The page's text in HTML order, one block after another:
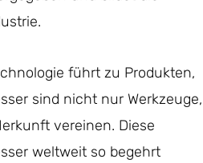
führt zu Produkten,
sind nicht nur Werkzeuge,
vereinen. Diese
weltweit so begehrt